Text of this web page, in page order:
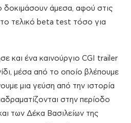
δοκιμάσουν άμεσα, αφού στις
το τελικό beta test τόσο για
και ένα καινούργιο CGI trailer
μέσα από το οποίο βλέπουμε
μια γεύση από την ιστορία
στην περίοδο
των Δέκα Βασιλείων της